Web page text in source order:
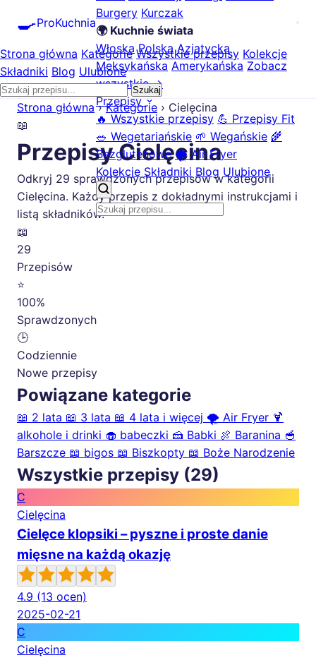
🍳ProKuchnia
Burgery Kurczak
🌍 Kuchnie świata
Włoska Polska Azjatycka
Meksykańska Amerykańska Zobacz
wszystkie →
Przepisy
🔥 Wszystkie przepisy 💪 Przepisy Fit
🥗 Wegetariańskie 🌱 Wegańskie 🌾
Bezglutenowe 🌪️ Air Fryer
Kolekcje Składniki Blog Ulubione
Strona główna Kategorie Wszystkie przepisy Kolekcje
Składniki Blog Ulubione
Szukaj
Strona główna › Kategorie › Cielęcina
📖
Przepisy Cielęcina
Odkryj 29 sprawdzonych przepisów w kategorii
Cielęcina. Każdy przepis z dokładnymi instrukcjami i
listą składników.
📖
29
Przepisów
⭐
100%
Sprawdzonych
🕒
Codziennie
Nowe przepisy
Powiązane kategorie
📖 2 lata 📖 3 lata 📖 4 lata i więcej 🌪️ Air Fryer 🍹
alkohole i drinki 🧁 babeczki 🍰 Babki 🍖 Baranina 🥣
Barszcze 📖 bigos 📖 Biszkopty 📖 Boże Narodzenie
Wszystkie przepisy (29)
C
Cielęcina
Cielęce klopsiki – pyszne i proste danie
mięsne na każdą okazję
4.9 (13 ocen)
2025-02-21
C
Cielęcina